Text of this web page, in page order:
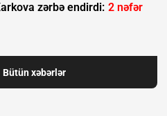
zərbə endirdi: 2 nəfər
Bütün xəbərlər